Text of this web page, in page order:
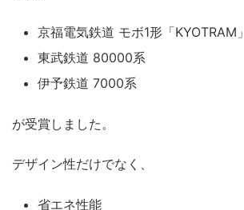
京福電気鉄道 モボ1形「KYOTRAM」
東武鉄道 80000系
伊予鉄道 7000系
が受賞しました。
デザイン性だけでなく、
省エネ性能